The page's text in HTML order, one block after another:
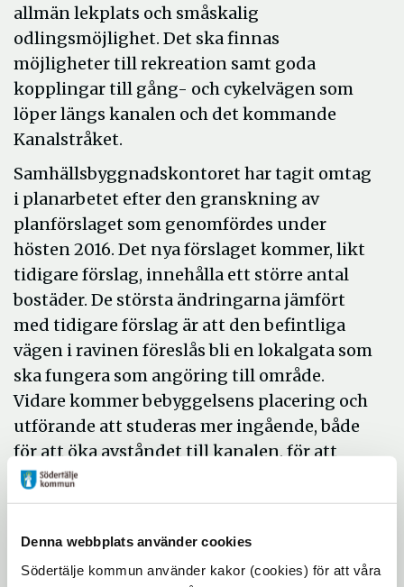
Denna webbplats använder cookies
Södertälje kommun använder kakor (cookies) för att våra
allmän lekplats och småskalig
odlingsmöjlighet. Det ska finnas
möjligheter till rekreation samt goda
kopplingar till gång- och cykelvägen som
löper längs kanalen och det kommande
Kanalstråket.
Samhällsbyggnadskontoret har tagit omtag
i planarbetet efter den granskning av
planförslaget som genomfördes under
hösten 2016. Det nya förslaget kommer, likt
tidigare förslag, innehålla ett större antal
bostäder. De största ändringarna jämfört
med tidigare förslag är att den befintliga
vägen i ravinen föreslås bli en lokalgata som
ska fungera som angöring till område.
Vidare kommer bebyggelsens placering och
utförande att studeras mer ingående, både
för att öka avståndet till kanalen, för att
kunna bevara värdefull naturmark samt för
att kunna hantera buller från närliggande
Tidplan